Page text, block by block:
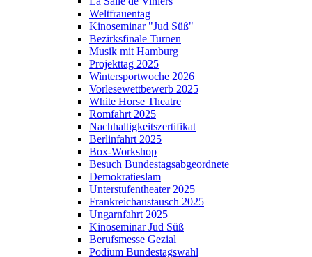
Weltfrauentag
Kinoseminar "Jud Süß"
Bezirksfinale Turnen
Musik mit Hamburg
Projekttag 2025
Wintersportwoche 2026
Vorlesewettbewerb 2025
White Horse Theatre
Romfahrt 2025
Nachhaltigkeitszertifikat
Berlinfahrt 2025
Box-Workshop
Besuch Bundestagsabgeordnete
Demokratieslam
Unterstufentheater 2025
Frankreichaustausch 2025
Ungarnfahrt 2025
Kinoseminar Jud Süß
Berufsmesse Gezial
Podium Bundestagswahl